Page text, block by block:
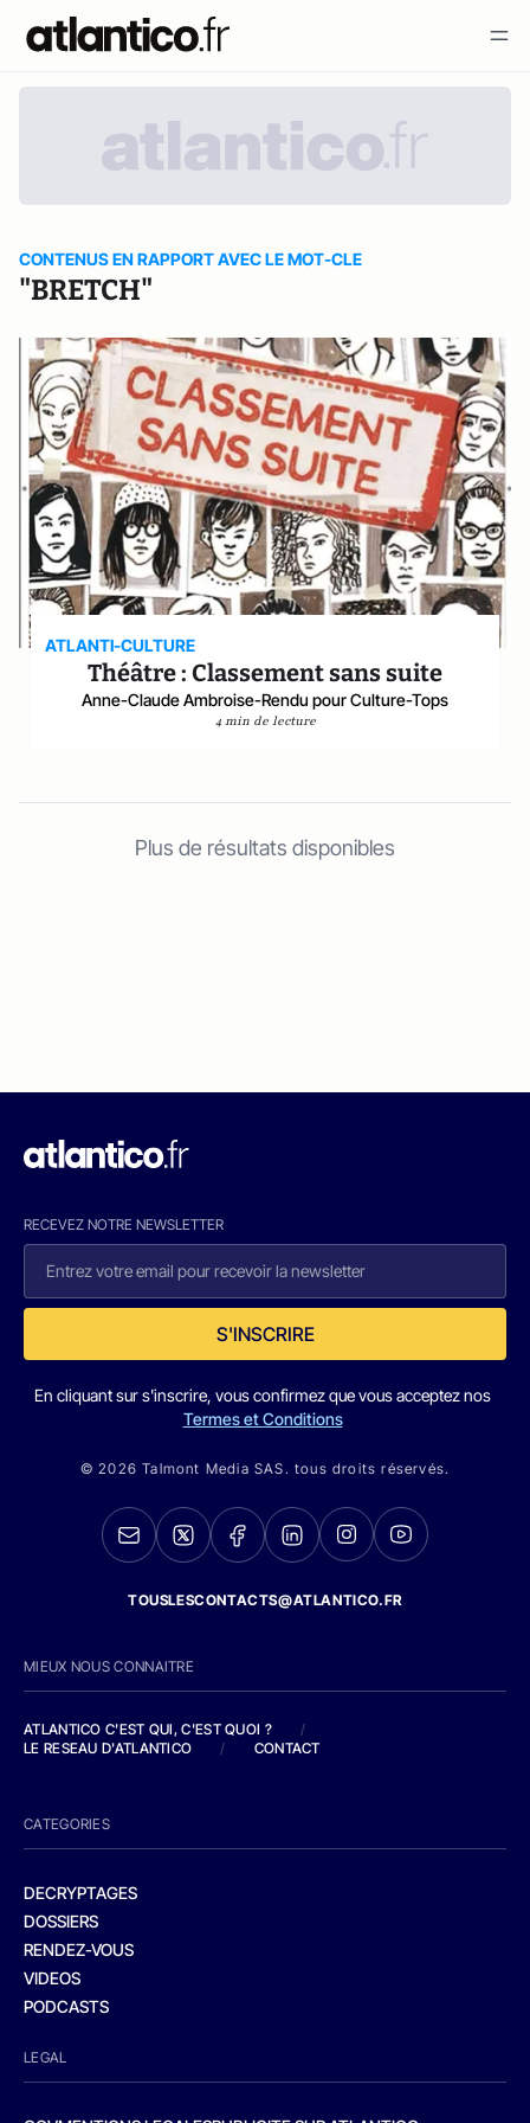
CONTENUS EN RAPPORT AVEC LE MOT-CLE
"BRETCH"
ATLANTI-CULTURE
Théâtre : Classement sans suite
Anne-Claude Ambroise-Rendu pour Culture-Tops
4 min de lecture
Plus de résultats disponibles
RECEVEZ NOTRE NEWSLETTER
S'INSCRIRE
En cliquant sur s'inscrire, vous confirmez que vous acceptez nos
Termes et Conditions
© 2026 Talmont Media SAS. tous droits réservés.
TOUSLESCONTACTS@ATLANTICO.FR
MIEUX NOUS CONNAITRE
ATLANTICO C'EST QUI, C'EST QUOI ?
/
LE RESEAU D'ATLANTICO
/ CONTACT
CATEGORIES
DECRYPTAGES
DOSSIERS
RENDEZ-VOUS
VIDEOS
PODCASTS
LEGAL